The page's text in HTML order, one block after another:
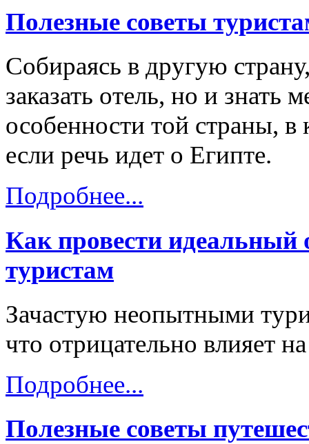
Полезные советы
Собираясь в другую
заказать отель, но и
особенности той страны,
если речь идет о Египте.
Подробнее...
Как провести
туристам
Зачастую неопытными
что отрицательно влияет
Подробнее...
Полезные советы